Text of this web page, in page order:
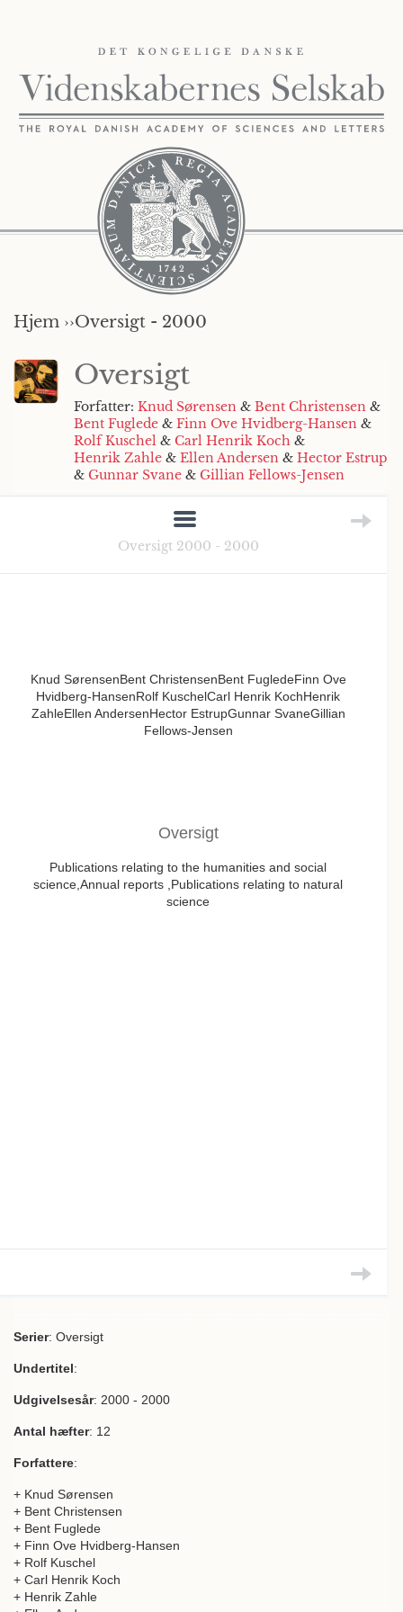
Hjem ››Oversigt - 2000
Oversigt
Forfatter: Knud Sørensen & Bent Christensen &
Bent Fuglede & Finn Ove Hvidberg-Hansen &
Rolf Kuschel & Carl Henrik Koch &
Henrik Zahle & Ellen Andersen & Hector Estrup
& Gunnar Svane & Gillian Fellows-Jensen
Oversigt 2000 - 2000
Knud SørensenBent ChristensenBent FugledeFinn Ove
Hvidberg-HansenRolf KuschelCarl Henrik KochHenrik
ZahleEllen AndersenHector EstrupGunnar SvaneGillian
Fellows-Jensen
Oversigt
Publications relating to the humanities and social
science,Annual reports ,Publications relating to natural
science
Serier: Oversigt
Undertitel:
Udgivelsesår: 2000 - 2000
Antal hæfter: 12
Forfattere:
+ Knud Sørensen
+ Bent Christensen
+ Bent Fuglede
+ Finn Ove Hvidberg-Hansen
+ Rolf Kuschel
+ Carl Henrik Koch
+ Henrik Zahle